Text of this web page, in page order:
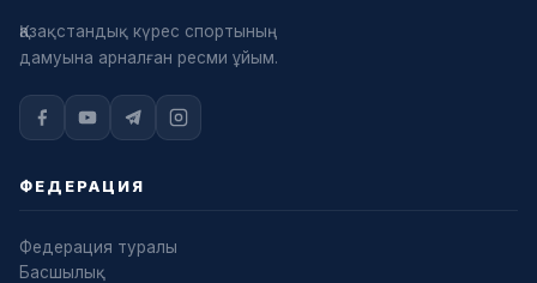
Қазақстандық күрес спортының
дамуына арналған ресми ұйым.
ФЕДЕРАЦИЯ
Федерация туралы
Басшылық